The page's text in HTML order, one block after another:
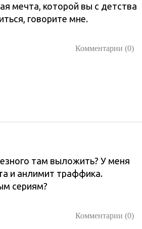
мечта, которой вы с детства
говорите мне.
Комментарии (0)
там выложить? У меня
и анлимит траффика.
сериям?
Комментарии (0)